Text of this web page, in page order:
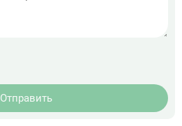
Отправить